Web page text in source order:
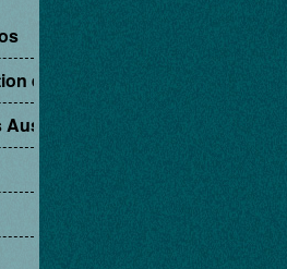
et restauration. Remarques